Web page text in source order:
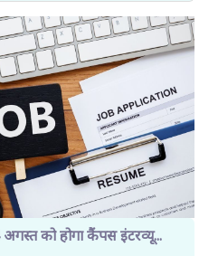
को होगा कैंपस इंटरव्यू...